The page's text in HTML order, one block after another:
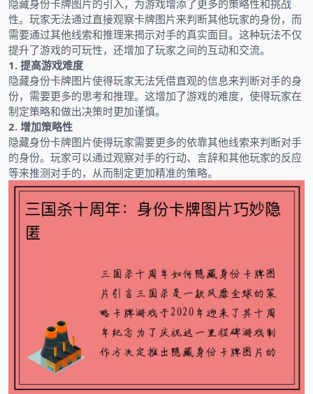
隐藏身份卡牌图片的引入，为游戏增添了更多的策略性和挑战
性。玩家无法通过直接观察卡牌图片来判断其他玩家的身份，而
需要通过其他线索和推理来揭示对手的真实面目。这种玩法不仅
提升了游戏的可玩性，还增加了玩家之间的互动和交流。
1. 提高游戏难度
隐藏身份卡牌图片使得玩家无法凭借直观的信息来判断对手的身
份，需要更多的思考和推理。这增加了游戏的难度，使得玩家在
制定策略和做出决策时更加谨慎。
2. 增加策略性
隐藏身份卡牌图片使得玩家需要更多的依靠其他线索来判断对手
的身份。玩家可以通过观察对手的行动、言辞和其他玩家的反应
等来推测对手的，从而制定更加精准的策略。